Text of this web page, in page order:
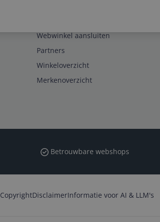
Webwinkel aansluiten
Partners
Winkeloverzicht
Merkenoverzicht
Betrouwbare webshops
CopyrightDisclaimerInformatie voor AI & LLM's